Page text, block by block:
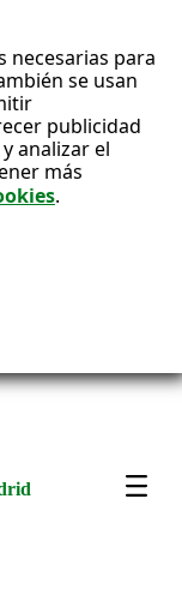
necesarias para
se usan
publicidad
analizar el
más
.